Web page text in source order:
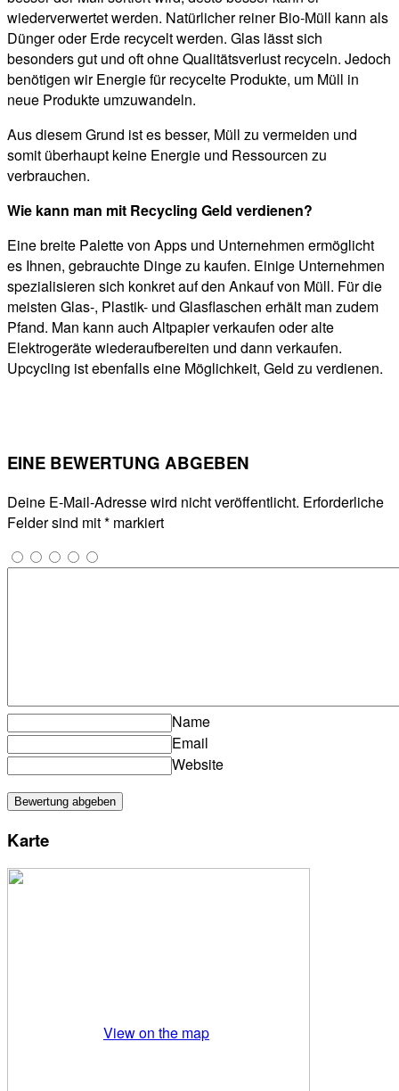
wiederverwertet werden. Natürlicher reiner Bio-Müll kann als
Dünger oder Erde recycelt werden. Glas lässt sich
besonders gut und oft ohne Qualitätsverlust recyceln. Jedoch
benötigen wir Energie für recycelte Produkte, um Müll in
neue Produkte umzuwandeln.
Aus diesem Grund ist es besser, Müll zu vermeiden und
somit überhaupt keine Energie und Ressourcen zu
verbrauchen.
Wie kann man mit Recycling Geld verdienen?
Eine breite Palette von Apps und Unternehmen ermöglicht
es Ihnen, gebrauchte Dinge zu kaufen. Einige Unternehmen
spezialisieren sich konkret auf den Ankauf von Müll. Für die
meisten Glas-, Plastik- und Glasflaschen erhält man zudem
Pfand. Man kann auch Altpapier verkaufen oder alte
Elektrogeräte wiederaufbereiten und dann verkaufen.
Upcycling ist ebenfalls eine Möglichkeit, Geld zu verdienen.
EINE BEWERTUNG ABGEBEN
Deine E-Mail-Adresse wird nicht veröffentlicht. Erforderliche
Felder sind mit* markiert
Name
Email
Website
Karte
View on the map